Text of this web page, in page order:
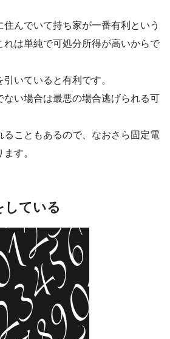
んでいて持ち家が一番有利という
れは単純で可処分所得が高いからで
いていると有利です。
ない場合は最悪の場合逃げられる可
ることもあるので、なおさら固定電
す。
している